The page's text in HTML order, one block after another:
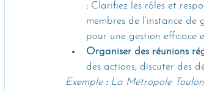
: Clarifiez les rôles et
membres de l’instance de
pour une gestion efficace
Organiser des réunions
des actions, discuter des
Exemple : La Métropole Toulon